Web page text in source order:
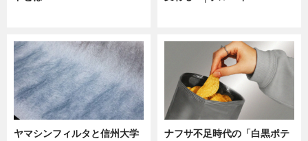
ヤマシンフィルタと信州大学 ナフサ不足時代の「白黒ポテ